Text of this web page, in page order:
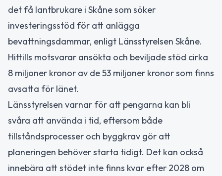
det få lantbrukare i Skåne som söker
investeringsstöd för att anlägga
bevattningsdammar, enligt Länsstyrelsen Skåne.
Hittills motsvarar ansökta och beviljade stöd cirka
8 miljoner kronor av de 53 miljoner kronor som finns
avsatta för länet.
Länsstyrelsen varnar för att pengarna kan bli
svåra att använda i tid, eftersom både
tillståndsprocesser och byggkrav gör att
planeringen behöver starta tidigt. Det kan också
innebära att stödet inte finns kvar efter 2028 om